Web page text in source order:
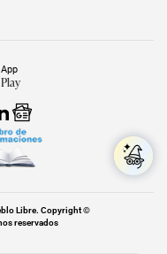
Libre. Copyright ©
reservados